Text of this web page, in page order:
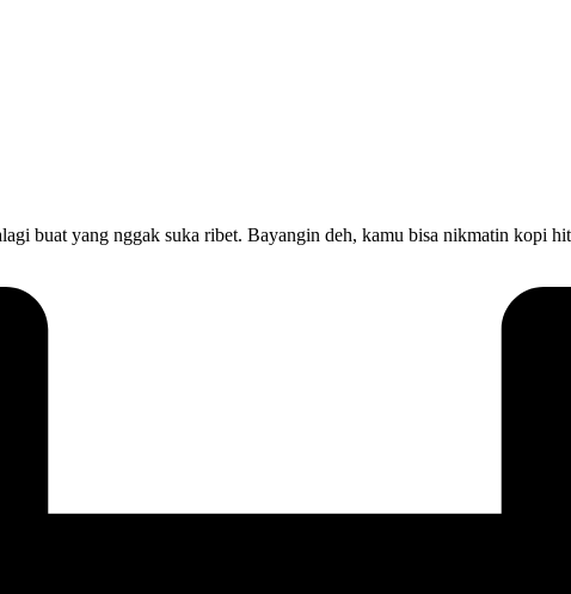
buat yang nggak suka ribet. Bayangin deh, kamu bisa nikmatin kopi